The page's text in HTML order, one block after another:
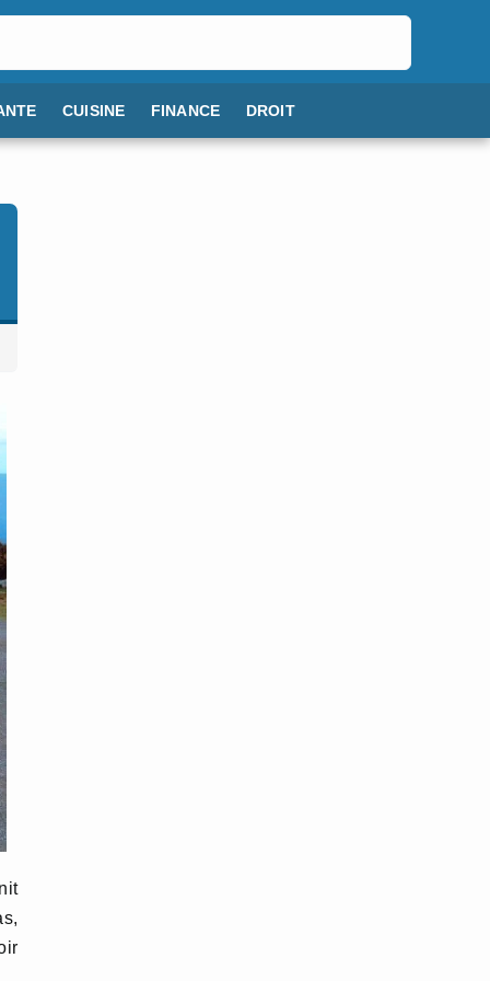
CUISINE FINANCE DROIT